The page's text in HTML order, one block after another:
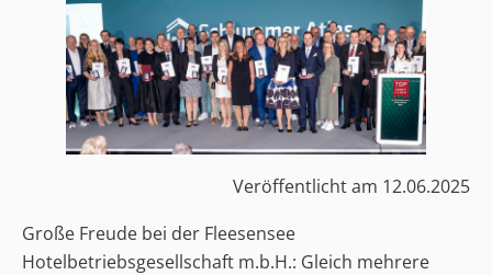
Veröffentlicht am 12.06.2025
Große Freude bei der Fleesensee
Hotelbetriebsgesellschaft m.b.H.: Gleich mehrere